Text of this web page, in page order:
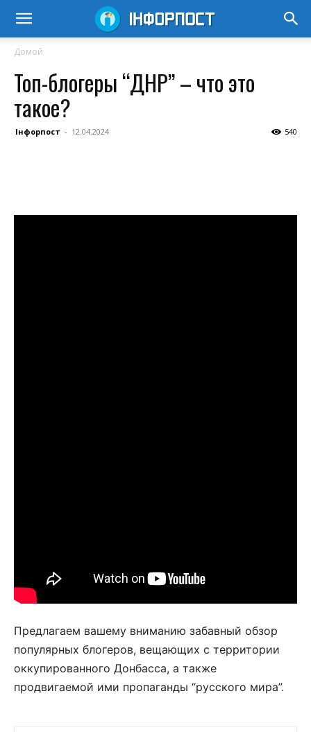
Домой
Топ-блогеры “ДНР” – что это
такое?
Інфорпост - 12.04.2024 540
Предлагаем вашему вниманию забавный обзор
популярных блогеров, вещающих с территории
оккупированного Донбасса, а также
продвигаемой ими пропаганды “русского мира”.